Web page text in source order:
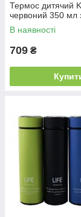
Термос дитячий
червоний 350 мл
В наявності
709 ₴